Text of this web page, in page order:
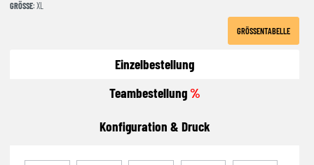
GRÖSSE : XL
GRÖSSENTABELLE
Einzelbestellung
Teambestellung%
Konfiguration & Druck